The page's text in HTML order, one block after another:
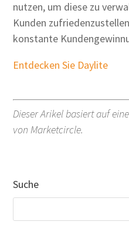
nutzen, um diese zu
Kunden
konstante
Entdecken Sie Daylite
Dieser Arikel basiert auf
von Marketcircle.
Suche